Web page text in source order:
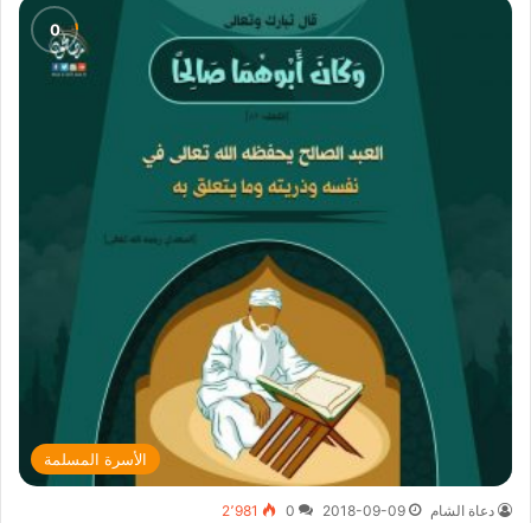
الأسرة المسلمة
دعاة الشام 2018-09-09
0 2٬981